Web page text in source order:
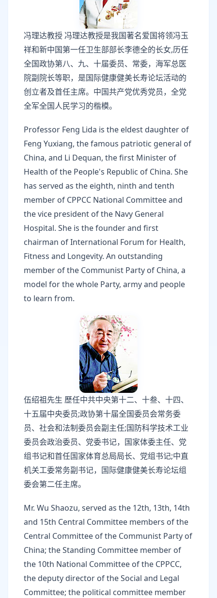
冯理达教授 冯理达教授是我国著名爱国将领冯玉
祥和新中国第一任卫生部部长李德全的长女,历任
全国政协第八、九、十届委员、常委，海军总医
院副院长等职，是国际健康健美长寿论坛活动的
创立者及首任主席。中国共产党优秀党员，全党
全军全国人民学习的楷模。
Professor Feng Lida is the eldest daughter of
Feng Yuxiang, the famous patriotic general of
China, and Li Dequan, the first Minister of
Health of the People's Republic of China. She
has served as the eighth, ninth and tenth
member of CPPCC National Committee and
the vice president of the Navy General
Hospital. She is the founder and first
chairman of International Forum for Health,
Fitness and Longevity. An outstanding
member of the Communist Party of China, a
model for the whole Party, army and people
to learn from.
伍绍祖先生 歷任中共中央第十二、十叁、十四、
十五届中央委员;政协第十届全国委员会常务委
员、社会和法制委员会副主任;国防科学技术工业
委员会政治委员、党委书记，国家体委主任、党
组书记和首任国家体育总局局长、党组书记;中直
机关工委常务副书记，国际健康健美长寿论坛组
委会第二任主席。
Mr. Wu Shaozu, served as the 12th, 13th, 14th
and 15th Central Committee members of the
Central Committee of the Communist Party of
China; the Standing Committee member of
the 10th National Committee of the CPPCC,
the deputy director of the Social and Legal
Committee; the political committee member